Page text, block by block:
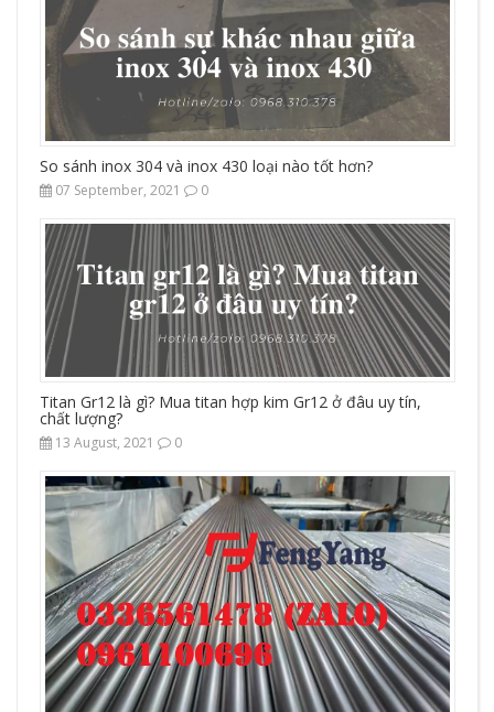
So sánh inox 304 và inox 430 loại nào tốt hơn?
07 September, 2021 0
Titan Gr12 là gì? Mua titan hợp kim Gr12 ở đâu uy tín,
chất lượng?
13 August, 2021 0